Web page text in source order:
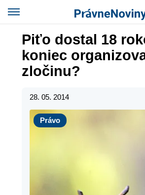
Piťo dostal 18
koniec
zločinu?
28. 05. 2014
Právo
Právo